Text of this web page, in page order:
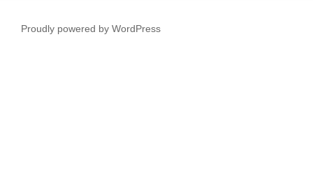
Proudly powered by WordPress